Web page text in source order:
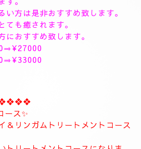
も人気の高いトリートメントコー
ドレナージュトリートメントコー
ドレナージュトリートメント致し
ます
トックストリートメント足ツボ疲
ト長めに致します、よむぎ蒸しト
す。
い方は是非おすすめ致します。